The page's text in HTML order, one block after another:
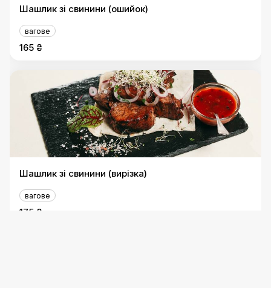
Шашлик зі свинини (ошийок)
вагове
165 ₴
Шашлик зі свинини (вирізка)
вагове
175 ₴